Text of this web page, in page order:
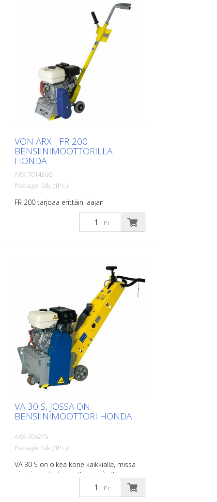
haasteeseen on saatavilla oikeat kiekot.
VA 25 S on saatavana bensiini- tai
sähkökäyttöisenä koneena. Erittäin hyvin
hyväksi todettu rajausjyrsinkone
merkintäyrityksille. Työskentelyleveys: 250
mm Paino: n. 95 - 105 kg (210 - 230 lbs).
Toiminta: Honda bensiini Teho: Teho: 6
kW Työleveys: 250 mm (10'') Etäisyys
seinästä: 67 mm (2,6'') Mitat: 950 x 455 x
1165 mm (37 x 18 x 46'') Vakiovarustus:
kuusikulmaiset säleet
VON ARX - FR 200
BENSIINIMOOTTORILLA
HONDA
ARX-701436G
Package: Stk. (1Pc.)
FR 200 tarjoaa erittäin laajan
suorituskyvyn spektrin. Se vaihtelee
yksinkertaisista siivoustehtävistä vaikeisiin
tiemerkintätöihin tiemerkintäalalla.
alueilla sisällä ja ulkona. Rumpu voidaan
varustaa erityyppisillä lamelleilla. Rumpu
voidaan vaihtaa noin 2 minuutissa. Tämän
ansiosta FR 200 on ihanteellinen kone
nopeisiin ja monipuolisiin sovelluksiin. Se
on saatavana bensiini- tai
sähkökäyttöisenä koneena. Sivujyrsintä ei
saa käyttää yhdessä päärummun kanssa
(koskee vain 1,5 kW:n moottoria). Erittäin
hyväksi todettu merkintäyritysten
merkintätyökoneeksi. Työleveys: 200 mm
Pc.
VA 30 S, JOSSA ON
BENSIINIMOOTTORI HONDA
ARX-706275
Package: Stk. (1Pc.)
VA 30 S on oikea kone kaikkialla, missä
pintoja on karhennettava, uritettava,
puhdistettava tai pinnoitettava.
Portaattomasti säädettävä syvyyden
Pc.